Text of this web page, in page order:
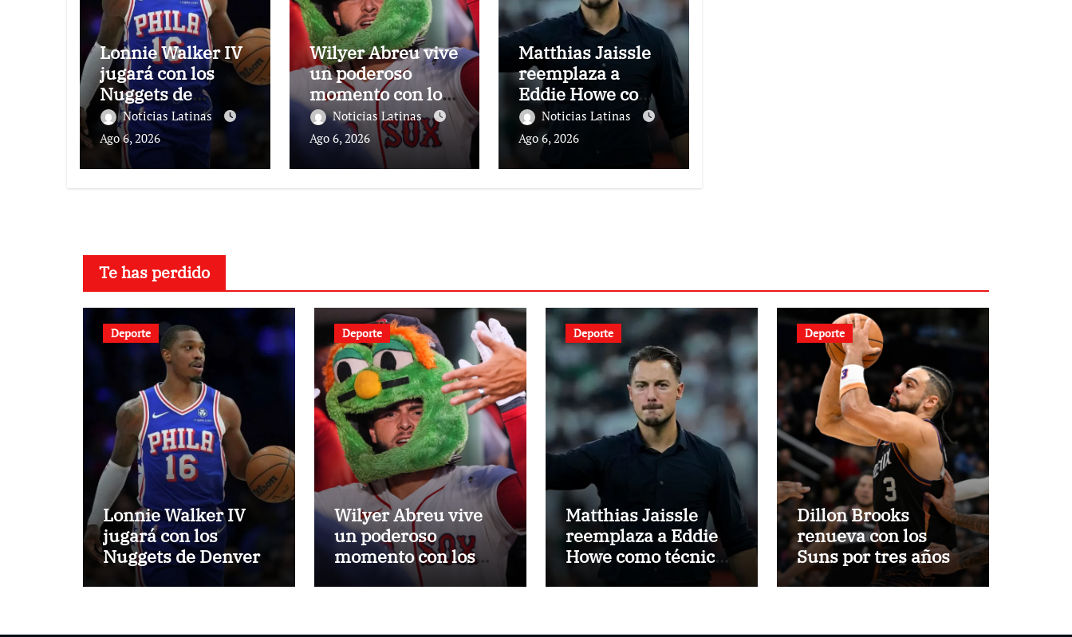
Lonnie Walker IV
jugará con los
Nuggets de
Denver
Noticias Latinas
Ago 6, 2026
Wilyer Abreu vive
un poderoso
momento con los
Medias Rojas
Noticias Latinas
Ago 6, 2026
Matthias Jaissle
reemplaza a
Eddie Howe como
técnico del
Newcastle
Noticias Latinas
Ago 6, 2026
Te has perdido
Deporte
Lonnie Walker IV
jugará con los
Nuggets de Denver
Deporte
Wilyer Abreu vive
un poderoso
momento con los
Medias Rojas
Deporte
Matthias Jaissle
reemplaza a Eddie
Howe como técnico
Deporte
Dillon Brooks
renueva con los
Suns por tres años